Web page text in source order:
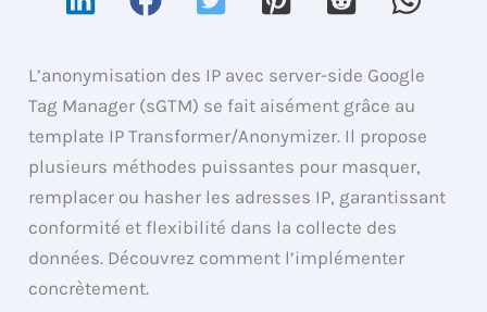
L’anonymisation des IP avec server-side Google
Tag Manager (sGTM) se fait aisément grâce au
template IP Transformer/Anonymizer. Il propose
plusieurs méthodes puissantes pour masquer,
remplacer ou hasher les adresses IP, garantissant
conformité et flexibilité dans la collecte des
données. Découvrez comment l’implémenter
concrètement.